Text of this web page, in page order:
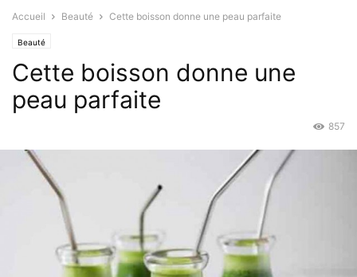
Accueil Beauté Cette boisson donne une peau parfaite
Beauté
Cette boisson donne une
peau parfaite
857